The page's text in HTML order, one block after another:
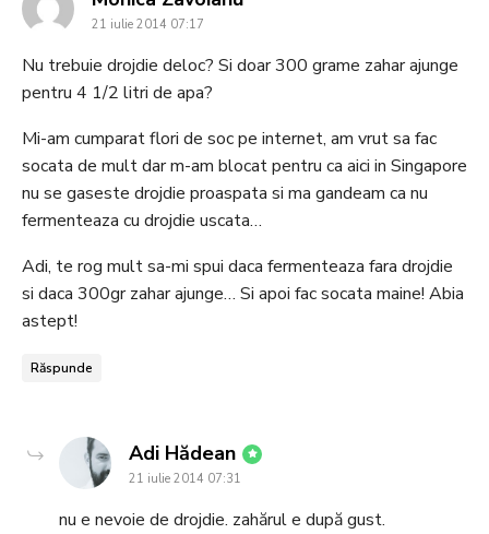
21 iulie 2014 07:17
Nu trebuie drojdie deloc? Si doar 300 grame zahar ajunge
pentru 4 1/2 litri de apa?
Mi-am cumparat flori de soc pe internet, am vrut sa fac
socata de mult dar m-am blocat pentru ca aici in Singapore
nu se gaseste drojdie proaspata si ma gandeam ca nu
fermenteaza cu drojdie uscata…
Adi, te rog mult sa-mi spui daca fermenteaza fara drojdie
si daca 300gr zahar ajunge… Si apoi fac socata maine! Abia
astept!
Răspunde
Adi Hădean says:
21 iulie 2014 07:31
nu e nevoie de drojdie. zahărul e după gust.